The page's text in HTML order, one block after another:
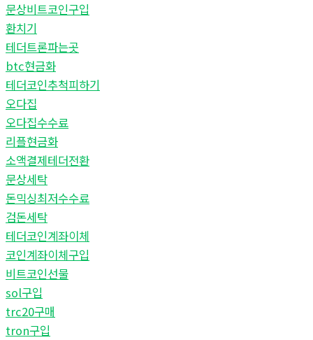
문상비트코인구입
환치기
테더트론파는곳
btc현금화
테더코인추척피하기
오다집
오다집수수료
리플현금화
소액결제테더전환
문상세탁
돈믹싱최저수수료
검돈세탁
테더코인계좌이체
코인계좌이체구입
비트코인선물
sol구입
trc20구매
tron구입